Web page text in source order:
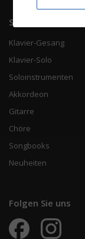
Sitemap
Klavier-Gesang
Klavier-Solo
Soloinstrumenten
Akkordeon
Gitarre
Chöre
Songbooks
Neuheiten
Folgen Sie uns